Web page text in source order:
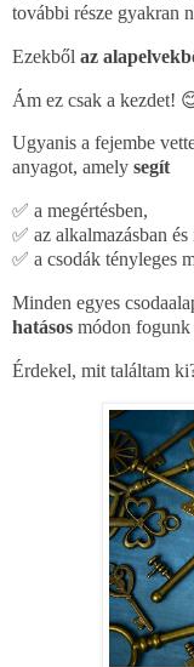
további része gyakran
Ezekből az
Ám ez csak a kezdet!
Ugyanis a fejembe
anyagot, amely segít
✅ a megértésben,
✅ az alkalmazásban
✅ a csodák tényleges
Minden egyes
hatásos módon
Érdekel, mit találtam